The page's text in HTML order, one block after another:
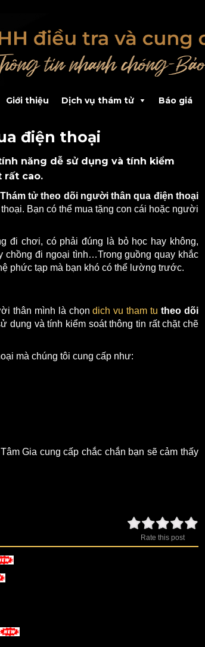
Giới thiệu Dịch vụ thám tử Báo giá
điện thoại
năng dễ sử dụng và tính kiểm
rất cao.
Thám tử theo dõi người thân qua điện thoại
Bạn có thể mua tặng con cái hoặc người
đi chơi, có phải đúng là bỏ học hay không,
chồng đi ngoại tình…Trong guồng quay khắc
phức tạp mà bạn khó có thể lường trước.
thân mình là chọndich vu tham tu theo dõi
dụng và tính kiểm soát thông tin rất chặt chẽ
mà chúng tôi cung cấp như:
Tâm Gia cung cấp chắc chắn bạn sẽ cảm thấy
Rate this post